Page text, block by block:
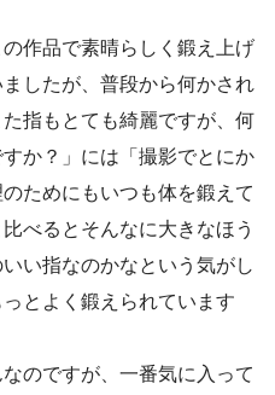
の作品で素晴らしく鍛え上げ
したが、普段から何かされ
指もとても綺麗ですが、何
か？」には「撮影でとにか
ためにもいつも体を鍛えて
べるとそんなに大きなほう
い指なのかなという気がし
とよく鍛えられています
のですが、一番気に入って